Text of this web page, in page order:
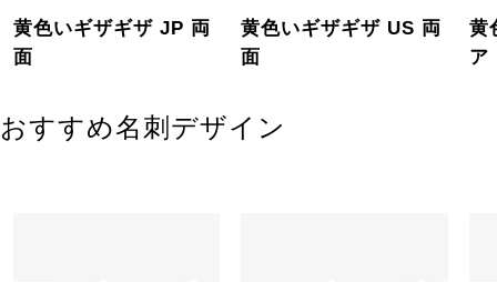
黄色いギザギザ JP 両
面
黄色いギザギザ US 両
面
黄
ア
おすすめ名刺デザイン